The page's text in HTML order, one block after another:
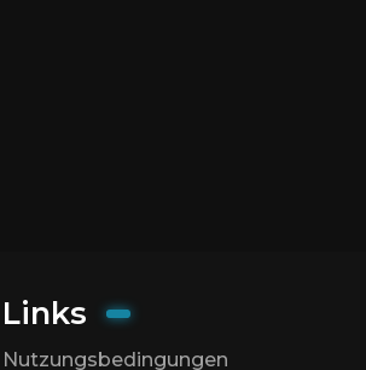
Links
Nutzungsbedingungen